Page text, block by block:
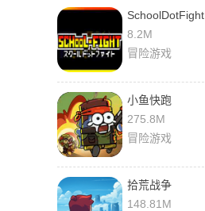
SchoolDotFight
8.2M
冒险游戏
小鱼快跑
275.8M
冒险游戏
拾荒战争
148.81M